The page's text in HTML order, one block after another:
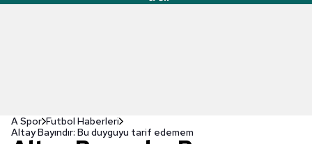
A Spor Futbol Haberleri
Altay Bayındır: Bu duyguyu tarif edemem